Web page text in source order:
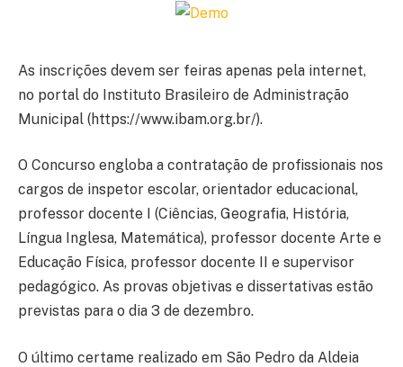
As inscrições devem ser feiras apenas pela internet,
no portal do Instituto Brasileiro de Administração
Municipal (https://www.ibam.org.br/).
O Concurso engloba a contratação de profissionais nos
cargos de inspetor escolar, orientador educacional,
professor docente I (Ciências, Geografia, História,
Língua Inglesa, Matemática), professor docente Arte e
Educação Física, professor docente II e supervisor
pedagógico. As provas objetivas e dissertativas estão
previstas para o dia 3 de dezembro.
O último certame realizado em São Pedro da Aldeia